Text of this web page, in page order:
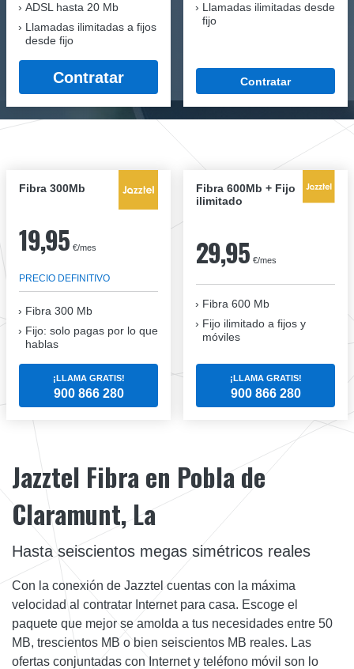
ADSL hasta 20 Mb
Llamadas ilimitadas a fijos
desde fijo
Contratar
Llamadas ilimitadas desde
fijo
Contratar
Fibra 300Mb
19,95 €/mes
PRECIO DEFINITIVO
Fibra 300 Mb
Fijo: solo pagas por lo que
hablas
¡LLAMA GRATIS!
900 866 280
Fibra 600Mb + Fijo
ilimitado
29,95 €/mes
Fibra 600 Mb
Fijo ilimitado a fijos y
móviles
¡LLAMA GRATIS!
900 866 280
Jazztel Fibra en Pobla de
Claramunt, La
Hasta seiscientos megas simétricos reales
Con la conexión de Jazztel cuentas con la máxima
velocidad al contratar Internet para casa. Escoge el
paquete que mejor se amolda a tus necesidades entre 50
MB, trescientos MB o bien seiscientos MB reales. Las
ofertas conjuntadas con Internet y teléfono móvil son lo